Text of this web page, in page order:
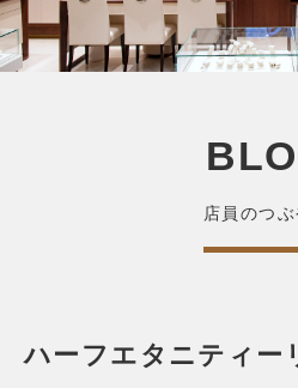
店員のつぶ
ハーフエタニティー